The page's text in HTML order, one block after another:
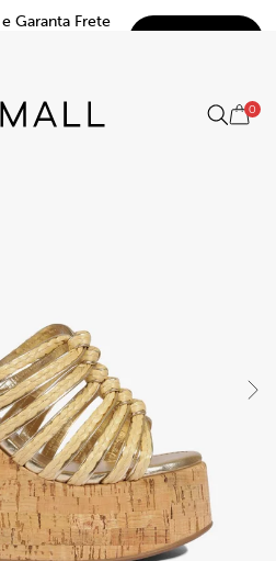
Garanta Frete
0